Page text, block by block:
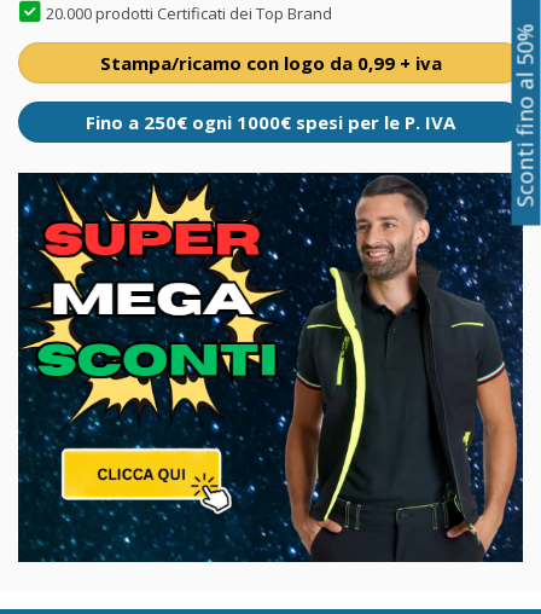
20.000 prodotti Certificati dei Top Brand
Stampa/ricamo con logo da 0,99 + iva
Fino a 250€ ogni 1000€ spesi per le P. IVA Sconti fino al 50%